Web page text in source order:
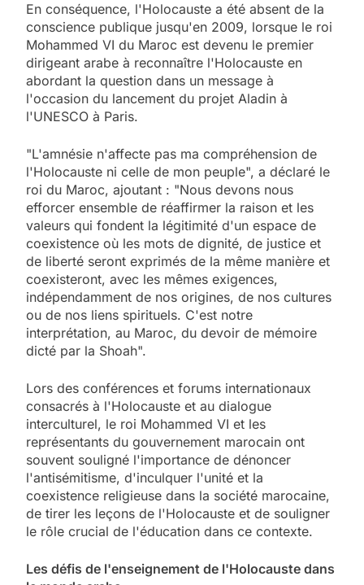
En conséquence, l'Holocauste a été absent de la
conscience publique jusqu'en 2009, lorsque le roi
Mohammed VI du Maroc est devenu le premier
dirigeant arabe à reconnaître l'Holocauste en
abordant la question dans un message à
l'occasion du lancement du projet Aladin à
l'UNESCO à Paris.
"L'amnésie n'affecte pas ma compréhension de
l'Holocauste ni celle de mon peuple", a déclaré le
roi du Maroc, ajoutant : "Nous devons nous
efforcer ensemble de réaffirmer la raison et les
valeurs qui fondent la légitimité d'un espace de
coexistence où les mots de dignité, de justice et
de liberté seront exprimés de la même manière et
coexisteront, avec les mêmes exigences,
indépendamment de nos origines, de nos cultures
ou de nos liens spirituels. C'est notre
interprétation, au Maroc, du devoir de mémoire
dicté par la Shoah".
Lors des conférences et forums internationaux
consacrés à l'Holocauste et au dialogue
interculturel, le roi Mohammed VI et les
représentants du gouvernement marocain ont
souvent souligné l'importance de dénoncer
l'antisémitisme, d'inculquer l'unité et la
coexistence religieuse dans la société marocaine,
de tirer les leçons de l'Holocauste et de souligner
le rôle crucial de l'éducation dans ce contexte.
Les défis de l'enseignement de l'Holocauste dans